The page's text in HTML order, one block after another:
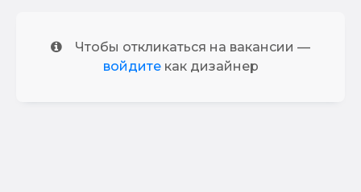
Чтобы откликаться на вакансии —
войдитекак дизайнер